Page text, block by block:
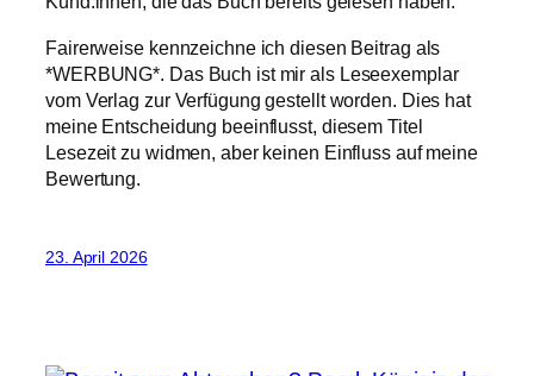
Fairerweise kennzeichne ich diesen Beitrag als
*WERBUNG*. Das Buch ist mir als Leseexemplar
vom Verlag zur Verfügung gestellt worden. Dies hat
meine Entscheidung beeinflusst, diesem Titel
Lesezeit zu widmen, aber keinen Einfluss auf meine
Bewertung.
23. April 2026